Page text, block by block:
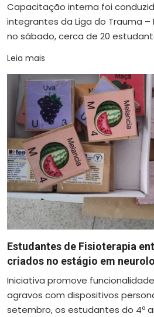
Capacitação interna foi
integrantes da Liga do Trauma –
no sábado, cerca de 20
Leia mais
Estudantes de Fisioterapia
criados no estágio em
Iniciativa promove
agravos com dispositivos
setembro, os estudantes do 4º